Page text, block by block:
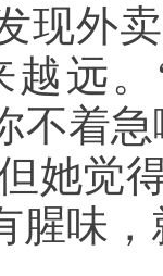
现外
越远
不着
她觉
腥味